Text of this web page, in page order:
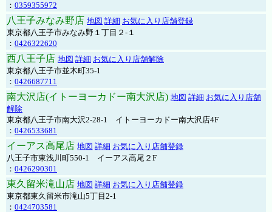
： 0359355972
八王子みなみ野店 地図 詳細 お気に入り店舗登録
東京都八王子市みなみ野１丁目２-１
： 0426322620
西八王子店 地図 詳細 お気に入り店舗解除
東京都八王子市並木町35-1
： 0426687711
南大沢店(イトーヨーカドー南大沢店) 地図 詳細 お気に入り店舗
解除
東京都八王子市南大沢2-28-1 イトーヨーカドー南大沢店4F
： 0426533681
イーアス高尾店 地図 詳細 お気に入り店舗登録
八王子市東浅川町550-1 イーアス高尾２F
： 0426290301
東久留米滝山店 地図 詳細 お気に入り店舗登録
東京都東久留米市滝山5丁目2-1
： 0424703581